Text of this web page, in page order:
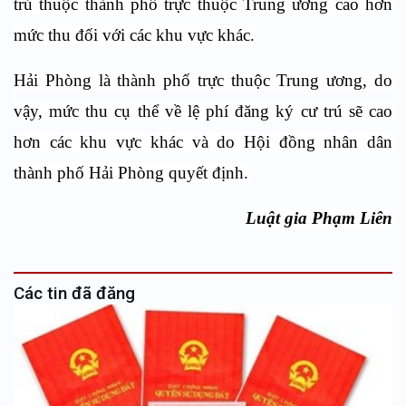
trú thuộc thành phố trực thuộc Trung ương cao hơn
mức thu đối với các khu vực khác.
Hải Phòng là thành phố trực thuộc Trung ương, do
vậy, mức thu cụ thể về lệ phí đăng ký cư trú sẽ cao
hơn các khu vực khác và do Hội đồng nhân dân
thành phố Hải Phòng quyết định.
Luật gia Phạm Liên
Các tin đã đăng